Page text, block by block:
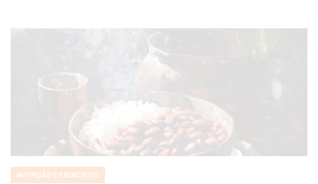
NUTRIÇÃO E EXERCÍCIOS
Feijão & Arroz: por que essa combinação é considerada o
casamento perfeito da alimentação brasileira
on
18/12/2025 Thaisa Zago Sartori